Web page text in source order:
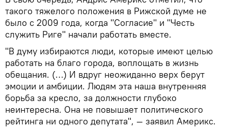
такого тяжелого положения в Рижской думе не
было с 2009 года, когда "Согласие" и "Честь
служить Риге" начали работать вместе.
"В думу избираются люди, которые имеют целью
работать на благо города, воплощать в жизнь
обещания. (…) И вдруг неожиданно верх берут
эмоции и амбиции. Людям эта наша внутренняя
борьба за кресло, за должности глубоко
неинтересна. Она не повышает политического
рейтинга ни одного депутата", — заявил Америкс.